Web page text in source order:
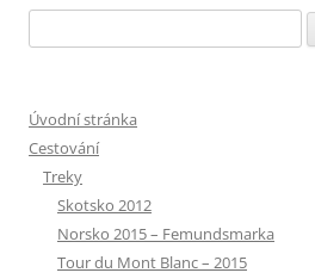
for:
Úvodní stránka
Cestování
Treky
Skotsko 2012
Norsko 2015 – Femundsmarka
Tour du Mont Blanc – 2015